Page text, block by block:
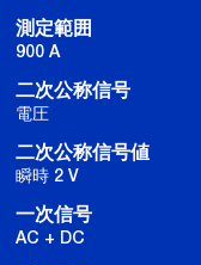
測定範囲
900 A
二次公称信号
電圧
二次公称信号値
瞬時 2 V
一次信号
AC + DC